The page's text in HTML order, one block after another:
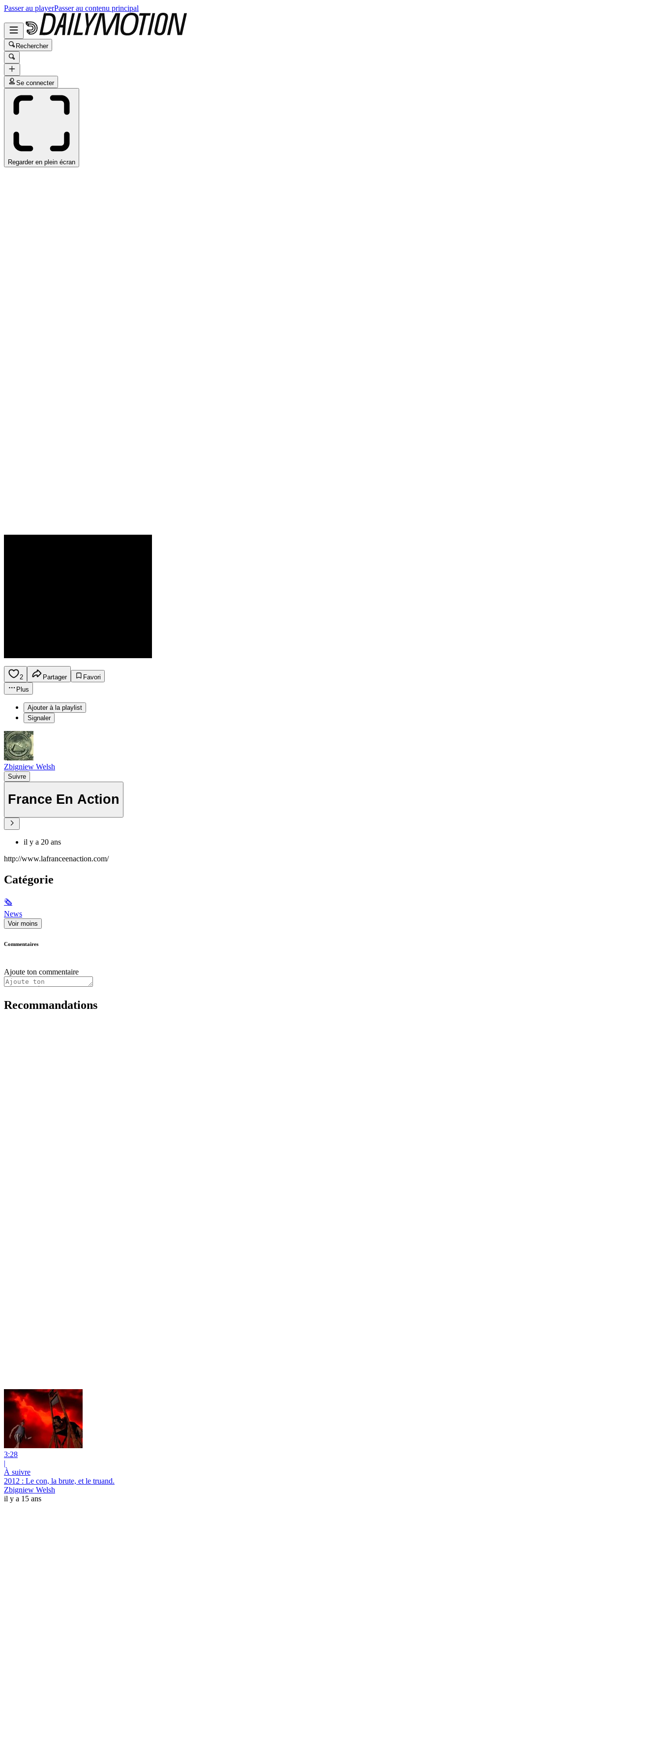
Passer au playerPasser au contenu principal
Rechercher
Se connecter
Regarder en plein écran
2 Partager
Favori
Plus
Ajouter à la playlist
Signaler
Zbigniew Welsh
Suivre
France En Action
il y a 20 ans
http://www.lafranceenaction.com/
Catégorie
🗞
News
Voir moins
Commentaires
Ajoute ton commentaire
Recommandations
3:28
|
À suivre
2012 : Le con, la brute, et le truand.
Zbigniew Welsh
il y a 15 ans